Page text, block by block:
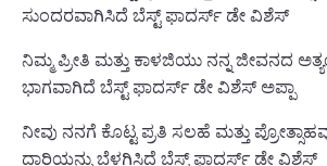
ಸುಂದರವಾಗಿಸಿದೆ ಬೆಸ್ಟ್ ಫಾದರ್ಸ್ ಡೇ ವಿಶೆಸ್
ನಿಮ್ಮ ಪ್ರೀತಿ ಮತ್ತು ಕಾಳಜಿಯು ನನ್ನ ಜೀವನದ
ಭಾಗವಾಗಿದೆ ಬೆಸ್ಟ್ ಫಾದರ್ಸ್ ಡೇ ವಿಶೆಸ್ ಅಪ್ಪಾ
ನೀವು ನನಗೆ ಕೊಟ್ಟ ಪ್ರತಿ ಸಲಹೆ ಮತ್ತು
ದಾರಿಯನ್ನು ಬೆಳಗಿಸಿದೆ ಬೆಸ್ಟ್ ಫಾದರ್ಸ್ ಡೇ ವಿಶೆಸ್